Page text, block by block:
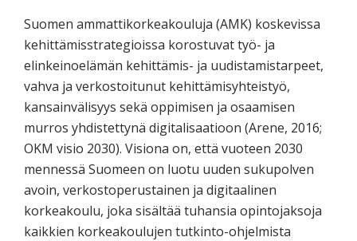
Suomen ammattikorkeakouluja (AMK) koskevissa
kehittämisstrategioissa korostuvat työ- ja
elinkeinoelämän kehittämis- ja uudistamistarpeet,
vahva ja verkostoitunut kehittämisyhteistyö,
kansainvälisyys sekä oppimisen ja osaamisen
murros yhdistettynä digitalisaatioon (Arene, 2016;
OKM visio 2030). Visiona on, että vuoteen 2030
mennessä Suomeen on luotu uuden sukupolven
avoin, verkostoperustainen ja digitaalinen
korkeakoulu, joka sisältää tuhansia opintojaksoja
kaikkien korkeakoulujen tutkinto-ohjelmista